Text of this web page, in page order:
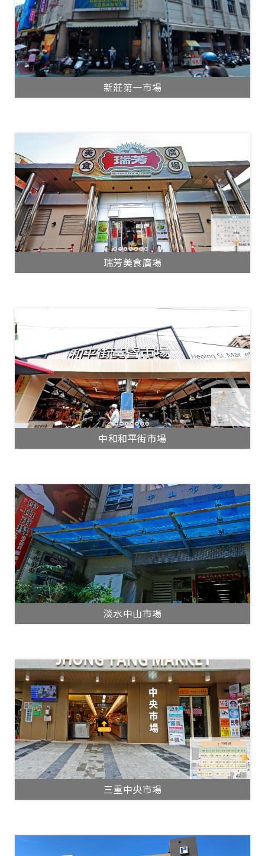
新莊第一市場
瑞芳美食廣場
中和和平街市場
淡水中山市場
三重中央市場